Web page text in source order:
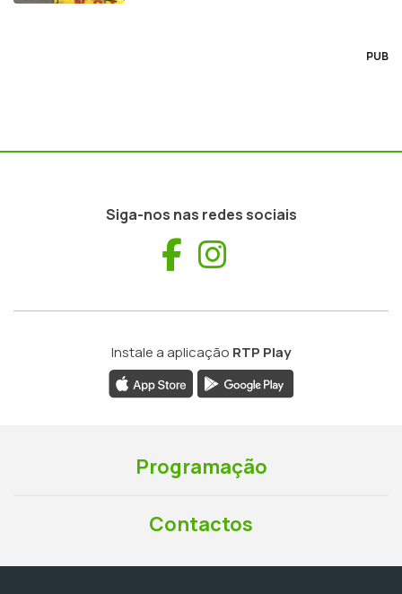
PUB
Siga-nos nas redes sociais
Facebook
Instale a aplicação RTP Play
Programação
Contactos